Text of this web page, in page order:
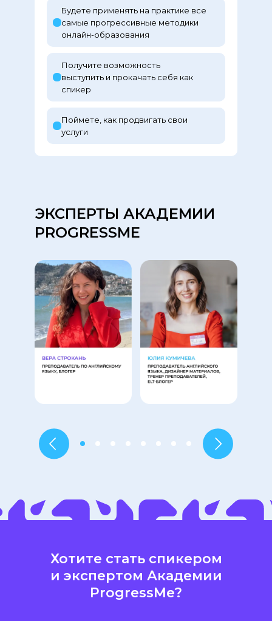
Получите возможность
выступить и прокачать себя как
спикер
Поймете, как продвигать свои
услуги
Будете применять на практике все
самые прогрессивные методики
онлайн-образования
ЭКСПЕРТЫ АКАДЕМИИ
PROGRESSME
Хотите стать спикером
и экспертом Академии
ProgressMe?